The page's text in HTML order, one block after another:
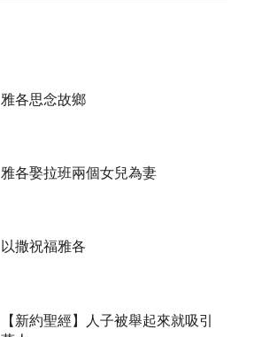
雅各思念故鄉
雅各娶拉班兩個女兒為妻
以撒祝福雅各
【新約聖經】人子被舉起來就吸引